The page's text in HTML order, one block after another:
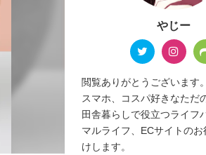
やじー
閲覧ありがとうございます。
スマホ、コスパ好きなただ
田舎暮らしで役立つライフ
マルライフ、ECサイトのお
けします。